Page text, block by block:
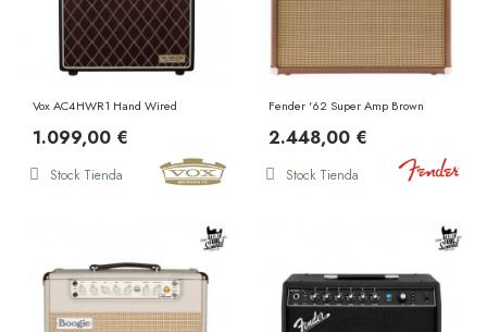
Vox AC4HWR1 Hand Wired
1.099,00 €
Stock Tienda
Fender '62 Super Amp Brown
2.448,00 €
Stock Tienda